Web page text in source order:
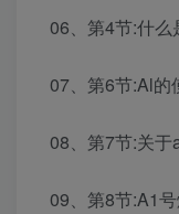
06、第4节:什么
07、第6节:Al的
08、第7节:关
09、第8节:A1